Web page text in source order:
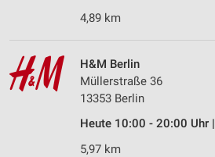
4,89 km
H&M Berlin
Müllerstraße 36
13353 Berlin
Heute 10:00 - 20:00 Uhr |
5,97 km